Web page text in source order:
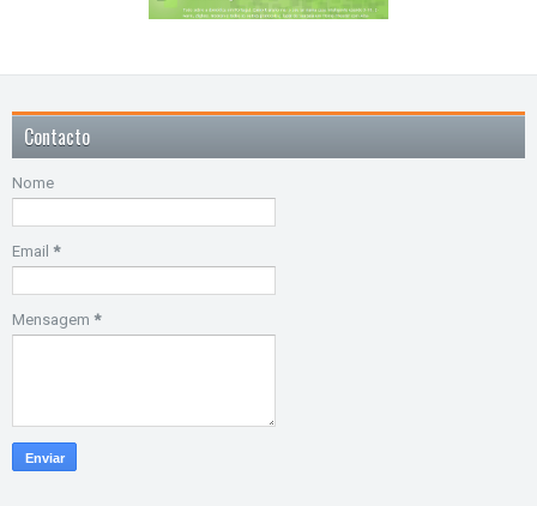
Contacto
Nome
Email *
Mensagem *